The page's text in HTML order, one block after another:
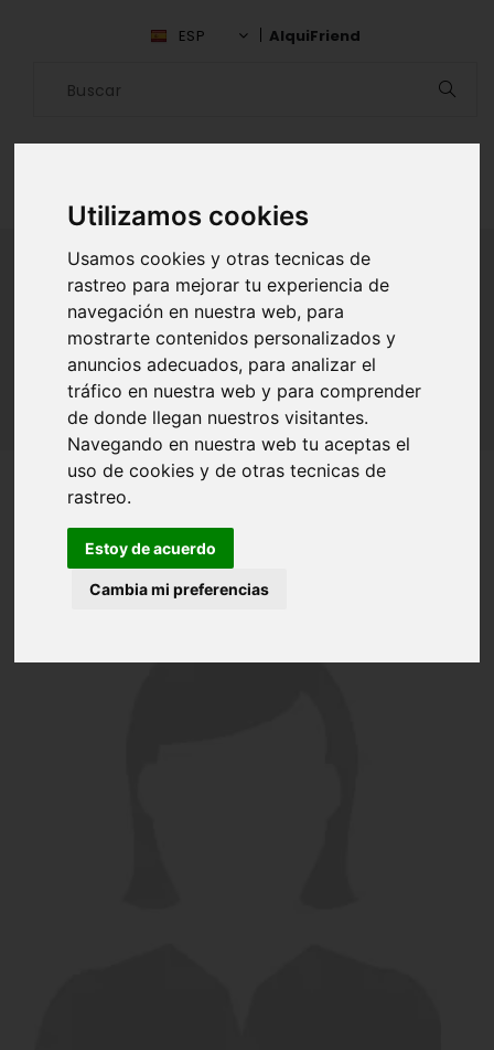
Utilizamos cookies
Usamos cookies y otras tecnicas de
rastreo para mejorar tu experiencia de
navegación en nuestra web, para
mostrarte contenidos personalizados y
anuncios adecuados, para analizar el
tráfico en nuestra web y para comprender
de donde llegan nuestros visitantes.
Navegando en nuestra web tu aceptas el
uso de cookies y de otras tecnicas de
rastreo.
Estoy de acuerdo
Cambia mi preferencias
ESP AlquiFriend
ALQUILAR AMIGO
Inicio Amigos León Jack Redford